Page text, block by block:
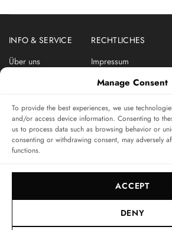
Manage Consent
To provide the best experiences, we use
and/or access device information. Consenting to
us to process data such as browsing behavior or
consenting or withdrawing consent, may adversely
functions.
ACCEPT
DENY
INFO & SERVICE
Über uns
RECHTLICHES
Impressum
Datenschutzerklärung
ABONNIEREN SIE DEN SWISSWATCHES
Das unabhängige Magazin für